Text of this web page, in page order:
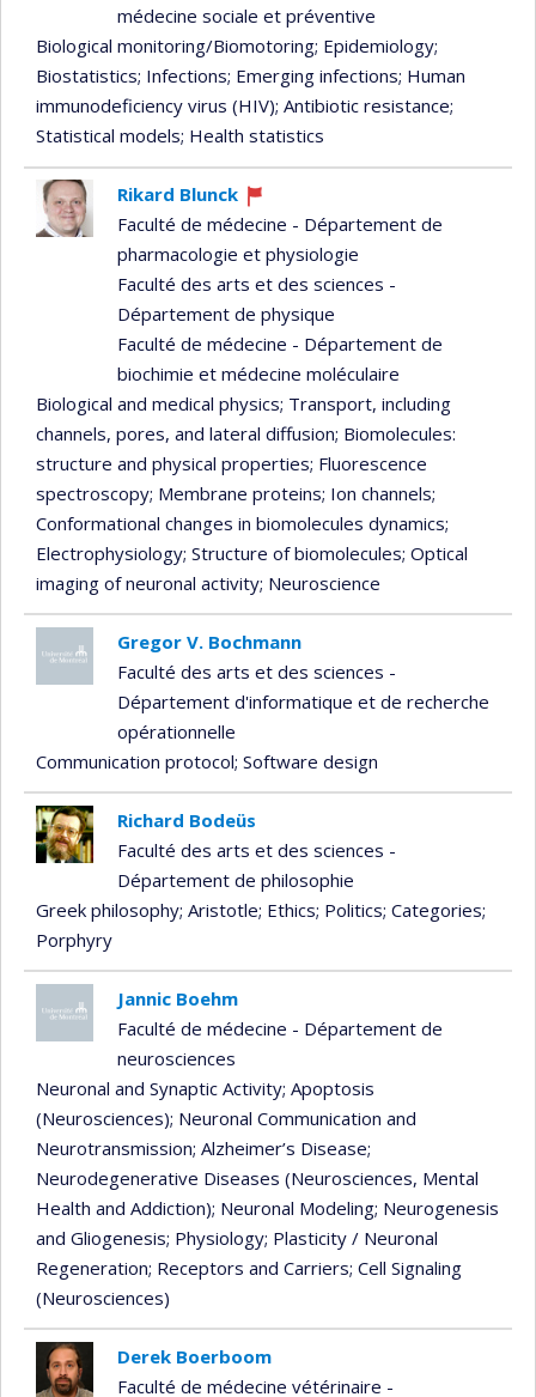
médecine sociale et préventive
Biological monitoring/Biomotoring; Epidemiology;
Biostatistics; Infections; Emerging infections; Human
immunodeficiency virus (HIV); Antibiotic resistance;
Statistical models; Health statistics
Rikard Blunck
Currently
recruiting
Faculté de médecine - Département de
pharmacologie et physiologie
Faculté des arts et des sciences -
Département de physique
Faculté de médecine - Département de
biochimie et médecine moléculaire
Biological and medical physics; Transport, including
channels, pores, and lateral diffusion; Biomolecules:
structure and physical properties; Fluorescence
spectroscopy; Membrane proteins; Ion channels;
Conformational changes in biomolecules dynamics;
Electrophysiology; Structure of biomolecules; Optical
imaging of neuronal activity; Neuroscience
Gregor V. Bochmann
Faculté des arts et des sciences -
Département d'informatique et de recherche
opérationnelle
Communication protocol; Software design
Richard Bodeüs
Faculté des arts et des sciences -
Département de philosophie
Greek philosophy; Aristotle; Ethics; Politics; Categories;
Porphyry
Jannic Boehm
Faculté de médecine - Département de
neurosciences
Neuronal and Synaptic Activity; Apoptosis
(Neurosciences); Neuronal Communication and
Neurotransmission; Alzheimer’s Disease;
Neurodegenerative Diseases (Neurosciences, Mental
Health and Addiction); Neuronal Modeling; Neurogenesis
and Gliogenesis; Physiology; Plasticity / Neuronal
Regeneration; Receptors and Carriers; Cell Signaling
(Neurosciences)
Derek Boerboom
Faculté de médecine vétérinaire -